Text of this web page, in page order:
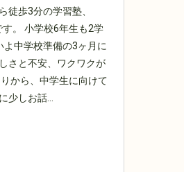
徒歩3分の学習塾、
す。 小学校6年生も2学
中学校準備の3ヶ月に
さと不安、ワクワクが
から、中学生に向けて
しお話...